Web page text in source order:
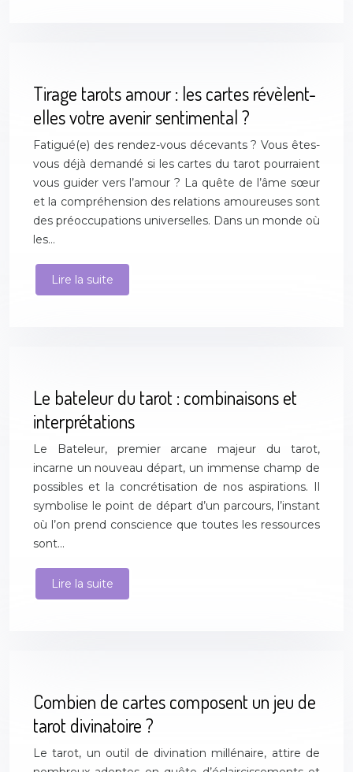
Tirage tarots amour : les cartes révèlent-
elles votre avenir sentimental ?
Fatigué(e) des rendez-vous décevants ? Vous êtes-
vous déjà demandé si les cartes du tarot pourraient
vous guider vers l’amour ? La quête de l’âme sœur
et la compréhension des relations amoureuses sont
des préoccupations universelles. Dans un monde où
les…
Lire la suite
Le bateleur du tarot : combinaisons et
interprétations
Le Bateleur, premier arcane majeur du tarot,
incarne un nouveau départ, un immense champ de
possibles et la concrétisation de nos aspirations. Il
symbolise le point de départ d’un parcours, l’instant
où l’on prend conscience que toutes les ressources
sont…
Lire la suite
Combien de cartes composent un jeu de
tarot divinatoire ?
Le tarot, un outil de divination millénaire, attire de